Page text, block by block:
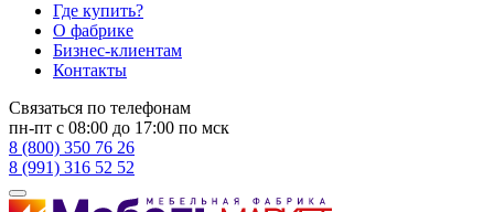
Где купить?
О фабрике
Бизнес-клиентам
Контакты
Связаться по телефонам
пн-пт с 08:00 до 17:00 по мск
8 (800) 350 76 26
8 (991) 316 52 52